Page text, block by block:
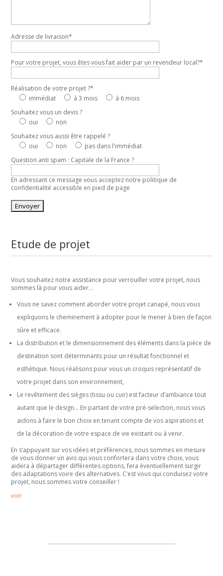
Adresse de livraison*
Pour votre projet, vous êtes vous fait aider par un revendeur local?*
Réalisation de votre projet ?*
immédiat
à 3 mois
à 6 mois
Souhaitez vous un devis ?
oui
non
Souhaitez vous aussi être rappelé ?
oui
non
pas dans l'immédiat
Question anti spam : Capitale de la France ?
En adressant ce message vous acceptez notre politique de
confidentialité accessible en pied de page
Etude de projet
Vous souhaitez notre assistance pour verrouiller votre projet, nous
sommes là pour vous aider…
Vous ne savez comment aborder votre projet canapé, nous vous
expliquons le cheminement à adopter pour le mener à bien de façon
sûre et efficace.
La distribution et le dimensionnement des éléments dans la pièce de
destination sont déterminants pour un résultat fonctionnel et
esthétique. Nous réalisons pour vous un croquis représentatif de
votre projet dans son environnement,
Le revêtement des sièges (tissu ou cuir) est facteur d’ambiance tout
autant que le design… En partant de votre pré-selection, nous vous
aidons à faire le bon choix en tenant compte de vos aspirations et
de la décoration de votre espace de vie existant ou à venir.
En s’appuyant sur vos idées et préférences, nous sommes en mesure
de vous donner un avis qui vous confortera dans votre choix, vous
aidera à départager différentes options, fera éventuellement surgir
des adaptations voire des alternatives. C’est vous qui conduisez votre
projet, nous sommes votre conseiller !
voir